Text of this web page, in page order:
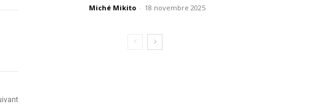
Miché Mikito - 18 novembre 2025